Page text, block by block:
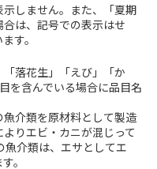
しません。また、「夏期
は、記号での表示はせ
す。
落花生」「えび」「か
を含んでいる場合に品目名
介類を原材料として製造
りエビ・カニが混じって
魚介類は、エサとしてエ
。